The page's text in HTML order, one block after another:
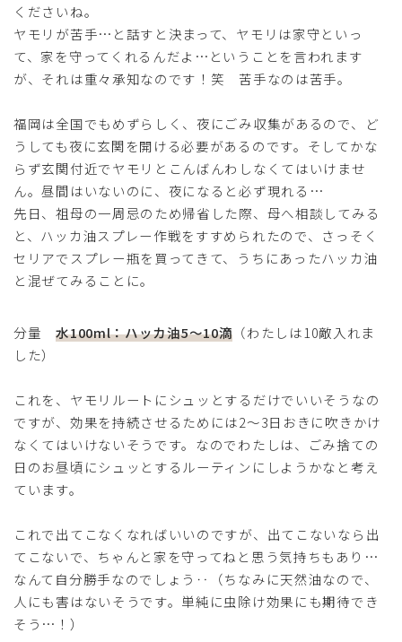
くださいね。
ヤモリが苦手…と話すと決まって、ヤモリは家守といっ
て、家を守ってくれるんだよ…ということを言われます
が、それは重々承知なのです！笑 苦手なのは苦手。
福岡は全国でもめずらしく、夜にごみ収集があるので、ど
うしても夜に玄関を開ける必要があるのです。そしてかな
らず玄関付近でヤモリとこんばんわしなくてはいけませ
ん。昼間はいないのに、夜になると必ず現れる…
先日、祖母の一周忌のため帰省した際、母へ相談してみる
と、ハッカ油スプレー作戦をすすめられたので、さっそく
セリアでスプレー瓶を買ってきて、うちにあったハッカ油
と混ぜてみることに。
分量水100ml：ハッカ油5〜10滴 （わたしは10敵入れま
した）
これを、ヤモリルートにシュッとするだけでいいそうなの
ですが、効果を持続させるためには2〜3日おきに吹きかけ
なくてはいけないそうです。なのでわたしは、ごみ捨ての
日のお昼頃にシュッとするルーティンにしようかなと考え
ています。
これで出てこなくなればいいのですが、出てこないなら出
てこないで、ちゃんと家を守ってねと思う気持ちもあり…
なんて自分勝手なのでしょう‥（ちなみに天然油なので、
人にも害はないそうです。単純に虫除け効果にも期待でき
そう…！）